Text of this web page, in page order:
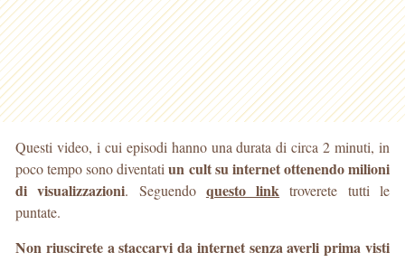
Questi video, i cui episodi hanno una durata di circa 2 minuti, in
poco tempo sono diventatiun cult su internet ottenendo milioni
di visualizzazioni. Seguendo questo link troverete tutti le
puntate.
Non riuscirete a staccarvi da internet senza averli prima visti